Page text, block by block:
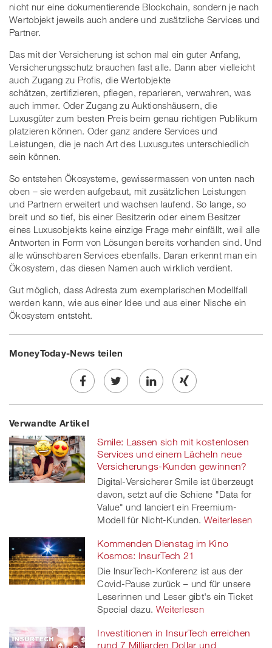
nicht nur eine dokumentierende Blockchain, sondern je nach
Wertobjekt jeweils auch andere und zusätzliche Services und
Partner.
Das mit der Versicherung ist schon mal ein guter Anfang,
Versicherungsschutz brauchen fast alle. Dann aber vielleicht
auch Zugang zu Profis, die Wertobjekte
schätzen, zertifizieren, pflegen, reparieren, verwahren, was
auch immer. Oder Zugang zu Auktionshäusern, die
Luxusgüter zum besten Preis beim genau richtigen Publikum
platzieren können. Oder ganz andere Services und
Leistungen, die je nach Art des Luxusgutes unterschiedlich
sein können.
So entstehen Ökosysteme, gewissermassen von unten nach
oben – sie werden aufgebaut, mit zusätzlichen Leistungen
und Partnern erweitert und wachsen laufend. So lange, so
breit und so tief, bis einer Besitzerin oder einem Besitzer
eines Luxusobjekts keine einzige Frage mehr einfällt, weil alle
Antworten in Form von Lösungen bereits vorhanden sind. Und
alle wünschbaren Services ebenfalls. Daran erkennt man ein
Ökosystem, das diesen Namen auch wirklich verdient.
Gut möglich, dass Adresta zum exemplarischen Modellfall
werden kann, wie aus einer Idee und aus einer Nische ein
Ökosystem entsteht.
MoneyToday-News teilen
Share
on
Facebook
Twe
on
twitt
er
Share
linkedin
Share
Xing
Verwandte Artikel
Smile: Lassen sich mit kostenlosen
Services und einem Lächeln neue
Versicherungs-Kunden gewinnen?
Digital-Versicherer Smile ist überzeugt
davon, setzt auf die Schiene "Data for
Value" und lanciert ein Freemium-
Modell für Nicht-Kunden. Weiterlesen
Kommenden Dienstag im Kino
Kosmos: InsurTech 21
Die InsurTech-Konferenz ist aus der
Covid-Pause zurück – und für unsere
Leserinnen und Leser gibt's ein Ticket
Special dazu. Weiterlesen
Investitionen in InsurTech erreichen
rund 7 Milliarden Dollar und